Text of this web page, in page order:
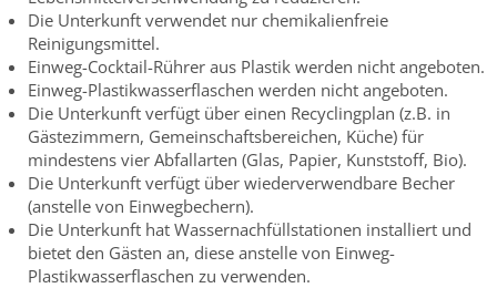
Die Unterkunft verwendet nur chemikalienfreie
Reinigungsmittel.
Einweg-Cocktail-Rührer aus Plastik werden nicht angeboten.
Einweg-Plastikwasserflaschen werden nicht angeboten.
Die Unterkunft verfügt über einen Recyclingplan (z.B. in
Gästezimmern, Gemeinschaftsbereichen, Küche) für
mindestens vier Abfallarten (Glas, Papier, Kunststoff, Bio).
Die Unterkunft verfügt über wiederverwendbare Becher
(anstelle von Einwegbechern).
Die Unterkunft hat Wassernachfüllstationen installiert und
bietet den Gästen an, diese anstelle von Einweg-
Plastikwasserflaschen zu verwenden.